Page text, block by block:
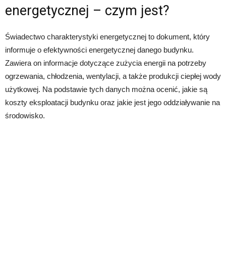
energetycznej – czym jest?
Świadectwo charakterystyki energetycznej to dokument, który
informuje o efektywności energetycznej danego budynku.
Zawiera on informacje dotyczące zużycia energii na potrzeby
ogrzewania, chłodzenia, wentylacji, a także produkcji ciepłej wody
użytkowej. Na podstawie tych danych można ocenić, jakie są
koszty eksploatacji budynku oraz jakie jest jego oddziaływanie na
środowisko.